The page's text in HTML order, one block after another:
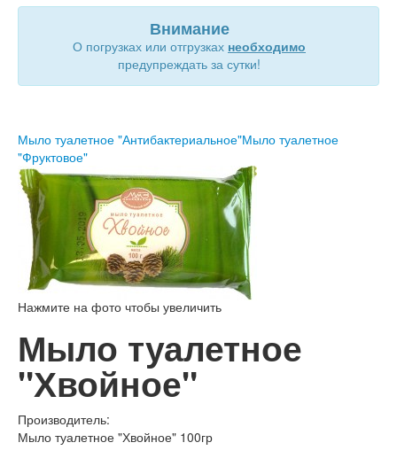
Внимание
О погрузках или отгрузках необходимо
предупреждать за сутки!
Мыло туалетное "Антибактериальное"Мыло туалетное
"Фруктовое"
Нажмите на фото чтобы увеличить
Мыло туалетное
"Хвойное"
Производитель:
Мыло туалетное "Хвойное" 100гр